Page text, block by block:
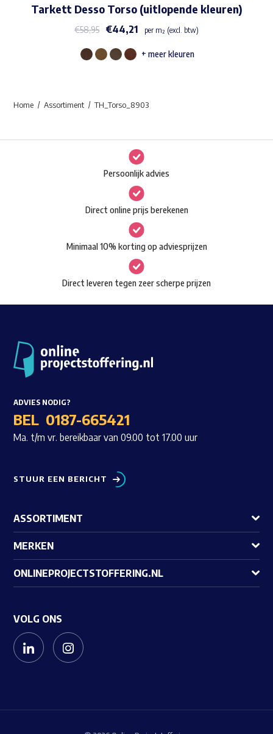
Waar ben je naar op zoek?
Tarkett Desso Torso (uitlopende kleuren)
€58,95 €44,21 per m² (excl. btw)
Dit
Deze
optie
kan
gekozen
worden
op
de
productpagina
+ meer kleuren
Home Assortiment TH_Torso_8903
Persoonlijk advies
Direct online prijs berekenen
Minimaal 10% korting op adviesprijzen
Direct leveren tegen zeer scherpe prijzen
ADVIES NODIG?
BEL 0187-665421
Ma. t/m vr. bereikbaar van 09.00 tot 17.00 uur
STUUR EEN BERICHT
ASSORTIMENT
MERKEN
ONLINEPROJECTSTOFFERING.NL
VOLG ONS